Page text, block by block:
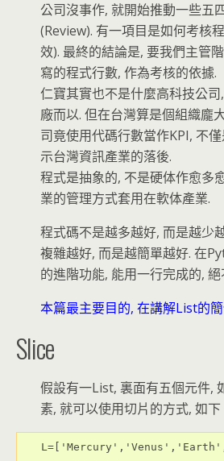
公司沒事作, 就開始推動一些五
(Review). 有一項目是如何考核
效). 最終的結論是, 要我們主管
寫的程式行數, 作為考核的依據.
仁寶其實也不是什麼高科技公
廠而以. 但在台灣算是個組織龐
司竟使用代碼行數當作KPI, 不
示台灣資訊產業的落後.
程式是抽象的, 不是硬体作愈多
業的管理方式套用在軟体產業.
程式碼不是越多越好, 而是越少
複雜越好, 而是越簡單越好. 在
的進階功能, 能用一行完成的, 絕
本篇最主要目的, 在講解List的
Slice
假設有一List, 裏面有五個元件,
素, 就可以使用切片的方式, 如下